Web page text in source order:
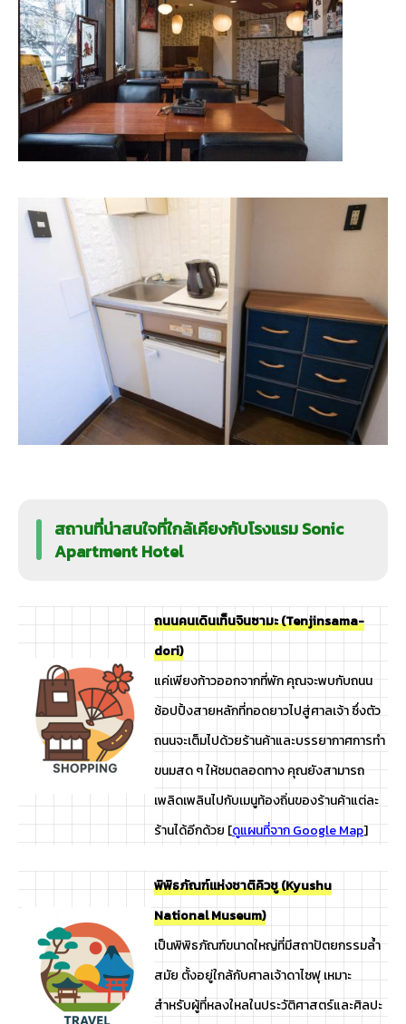
สถานที่น่าสนใจที่ใกล้เคียงกับโรงแรม Sonic
Apartment Hotel
ถนนคนเดินเท็นจินซามะ (Tenjinsama-
dori)
แค่เพียงก้าวออกจากที่พัก คุณจะพบกับถนน
ช้อปปิ้งสายหลักที่ทอดยาวไปสู่ศาลเจ้า ซึ่งตัว
ถนนจะเต็มไปด้วยร้านค้าและบรรยากาศการทำ
ขนมสด ๆ ให้ชมตลอดทาง คุณยังสามารถ
เพลิดเพลินไปกับเมนูท้องถิ่นของร้านค้าแต่ละ
ร้านได้อีกด้วย [ดูแผนที่จาก Google Map]
พิพิธภัณฑ์แห่งชาติคิวชู (Kyushu
National Museum)
เป็นพิพิธภัณฑ์ขนาดใหญ่ที่มีสถาปัตยกรรมล้ำ
สมัย ตั้งอยู่ใกล้กับศาลเจ้าดาไซฟุ เหมาะ
สำหรับผู้ที่หลงใหลในประวัติศาสตร์และศิลปะ